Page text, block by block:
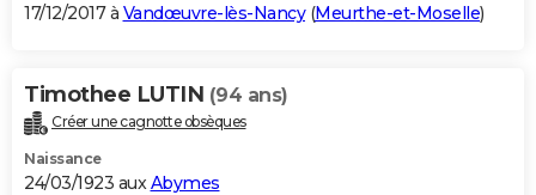
17/12/2017 à Vandœuvre-lès-Nancy(Meurthe-et-Moselle)
Timothee LUTIN (94 ans)
Créer une cagnotte obsèques
Naissance
24/03/1923 auxAbymes